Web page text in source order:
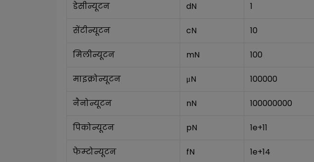
डेसीन्यूटन dN 1
सेंटीन्यूटन cN 10
मिलीन्यूटन mN 100
माइक्रोन्यूटन μN 100000
नैनोन्यूटन nN 100000000
पिकोन्यूटन pN 1e+11
फेम्टोन्यूटन fN 1e+14